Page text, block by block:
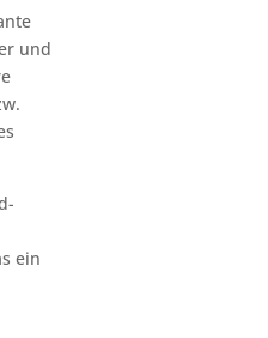
und
ein